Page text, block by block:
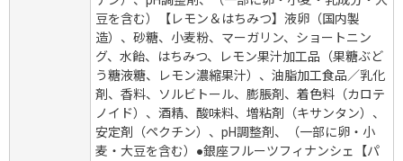
豆を含む）【レモン＆はちみつ】液卵（国内製
造）、砂糖、小麦粉、マーガリン、ショートニン
グ、水飴、はちみつ、レモン果汁加工品（果糖ぶど
う糖液糖、レモン濃縮果汁）、油脂加工食品／乳化
剤、香料、ソルビトール、膨脹剤、着色料（カロテ
ノイド）、酒精、酸味料、増粘剤（キサンタン）、
安定剤（ペクチン）、pH調整剤、（一部に卵・小
麦・大豆を含む）●銀座フルーツフィナンシェ【パ